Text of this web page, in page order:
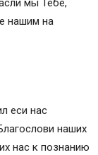
мы Тебе,
нашим на
еси нас
наших
нас к познанию